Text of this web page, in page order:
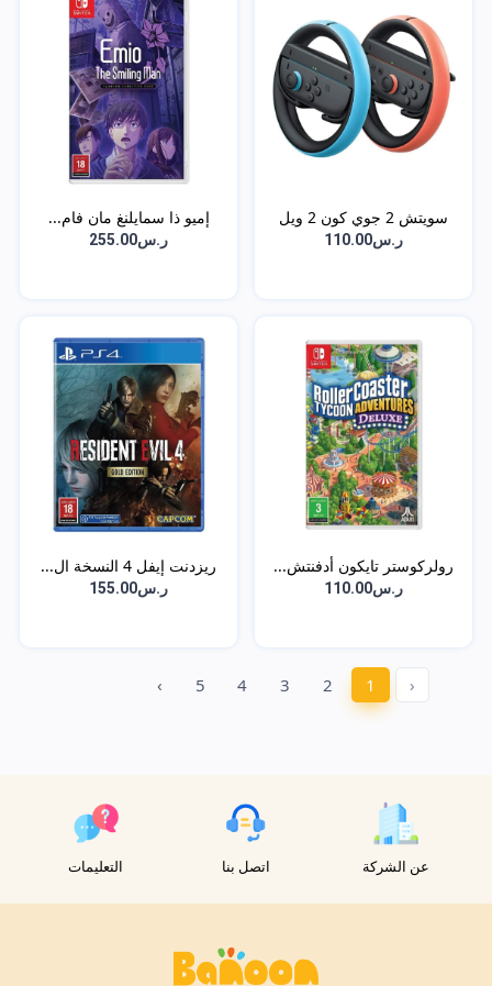
سويتش 2 جوي كون 2 ويل
ب...ر.س110.00
إميو ذا سمايلنغ مان فام...
ر.س255.00
رولركوستر تايكون أدفنتش...
ر.س110.00
ريزدنت إيفل 4 النسخة ال...
ر.س155.00
‹
1
2
3
4
5
›
عن الشركة اتصل بنا التعليمات